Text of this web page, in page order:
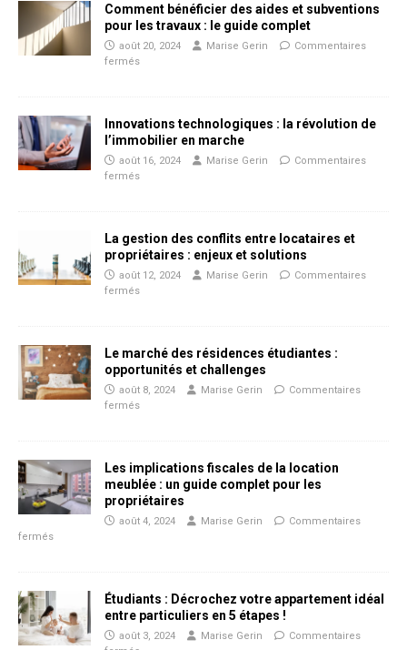
Comment bénéficier des aides et subventions
pour les travaux : le guide complet
août 20, 2024 Marise Gerin
Commentaires
fermés
Innovations technologiques : la révolution de
l’immobilier en marche
août 16, 2024 Marise Gerin
Commentaires
fermés
La gestion des conflits entre locataires et
propriétaires : enjeux et solutions
août 12, 2024 Marise Gerin
Commentaires
fermés
Le marché des résidences étudiantes :
opportunités et challenges
août 8, 2024 Marise Gerin
Commentaires
fermés
Les implications fiscales de la location
meublée : un guide complet pour les
propriétaires
août 4, 2024 Marise Gerin
Commentaires
fermés
Étudiants : Décrochez votre appartement idéal
entre particuliers en 5 étapes !
août 3, 2024 Marise Gerin
Commentaires